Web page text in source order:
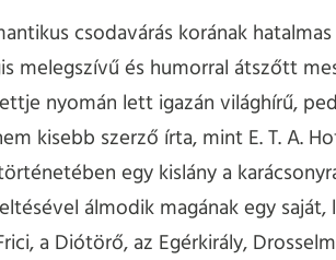
csodavárás korának
melegszívű és humorral átszőtt
nyomán lett igazán világhírű,
kisebb szerző írta, mint E. T. A.
egy kislány a
álmodik magának egy saját,
a Diótörő, az Egérkirály,